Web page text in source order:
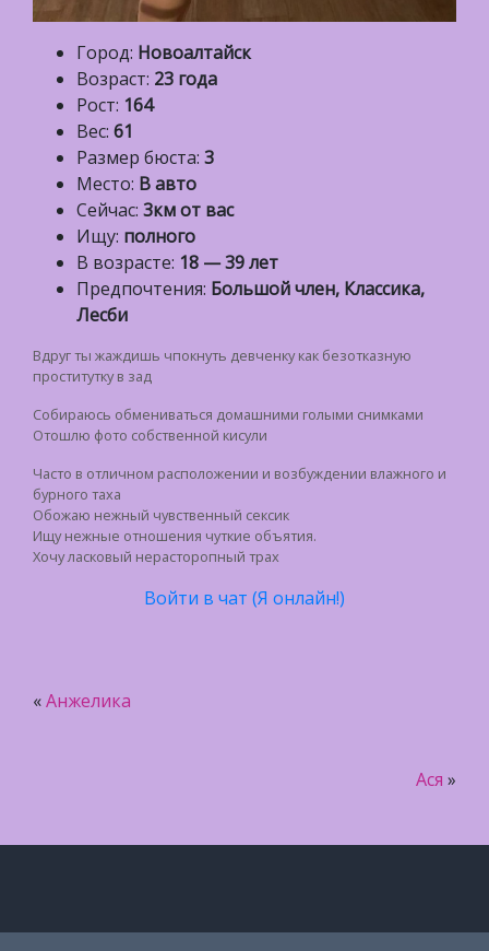
Город: Новоалтайск
Возраст: 23 года
Рост: 164
Вес: 61
Размер бюста: 3
Место: В авто
Сейчас: 3км от вас
Ищу: полного
В возрасте: 18 — 39 лет
Предпочтения: Большой член, Классика,
Лесби
Вдруг ты жаждишь чпокнуть девченку как безотказную
проститутку в зад
Собираюсь обмениваться домашними голыми снимками
Отошлю фото собственной кисули
Часто в отличном расположении и возбуждении влажного и
бурного таха
Обожаю нежный чувственный сексик
Ищу нежные отношения чуткие объятия.
Хочу ласковый нерасторопный трах
Войти в чат (Я онлайн!)
«Анжелика
Ася »